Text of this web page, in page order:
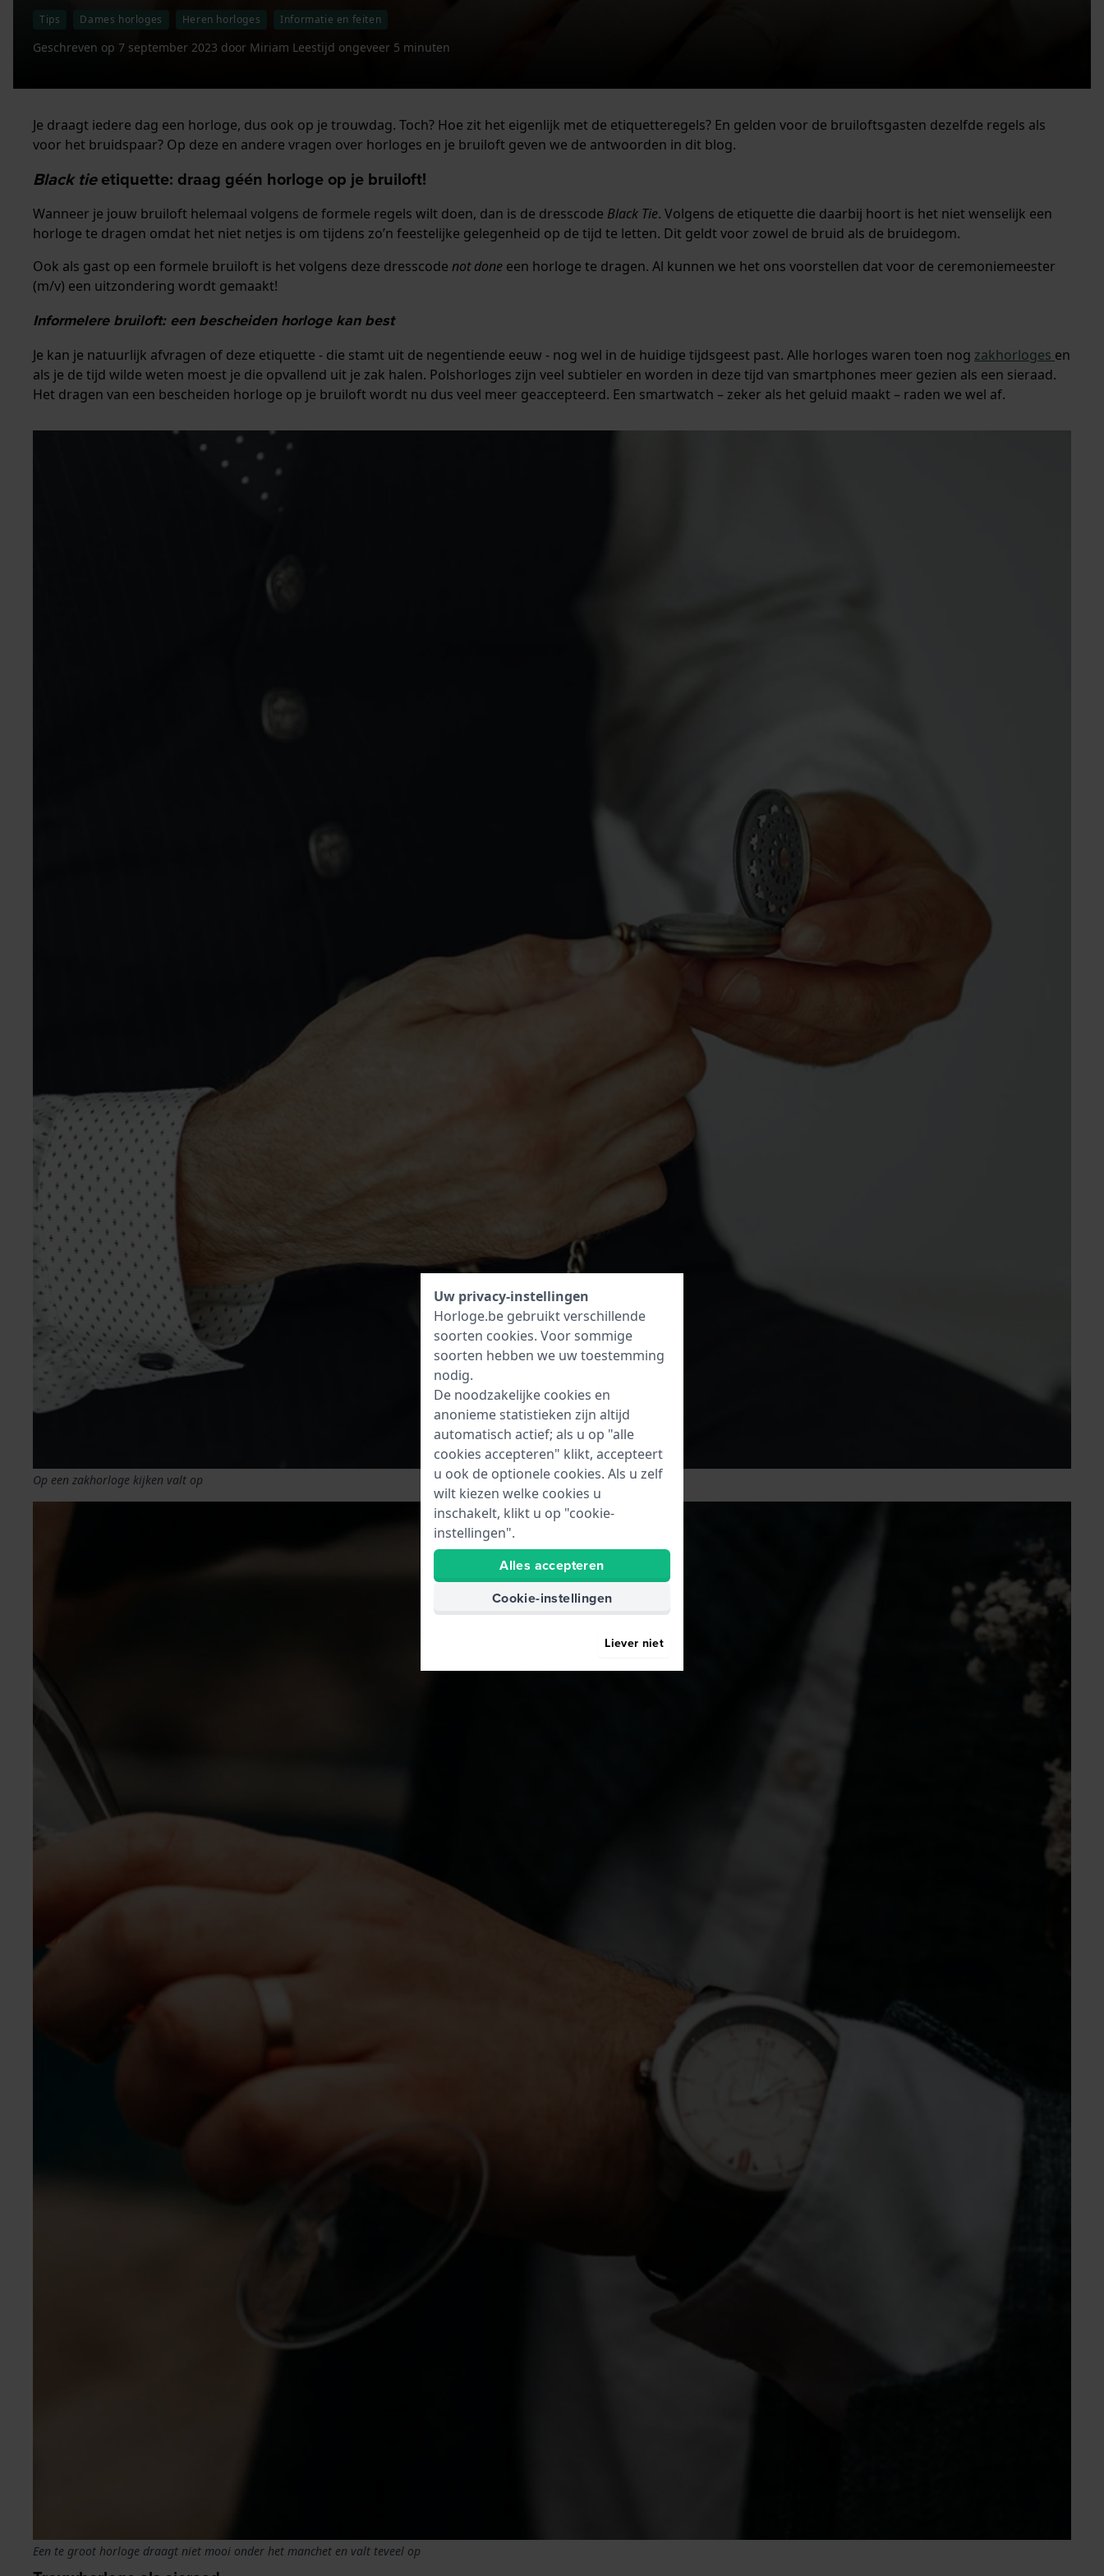
Tips Dames horloges Heren horloges Informatie en feiten
Geschreven op 7 september 2023 door Miriam Leestijd ongeveer 5 minuten
Je draagt iedere dag een horloge, dus ook op je trouwdag. Toch? Hoe zit het eigenlijk met de etiquetteregels? En gelden voor de bruiloftsgasten dezelfde regels als
voor het bruidspaar? Op deze en andere vragen over horloges en je bruiloft geven we de antwoorden in dit blog.
Black tieetiquette: draag géén horloge op je bruiloft!
Wanneer je jouw bruiloft helemaal volgens de formele regels wilt doen, dan is de dresscode Black Tie. Volgens de etiquette die daarbij hoort is het niet wenselijk een
horloge te dragen omdat het niet netjes is om tijdens zo’n feestelijke gelegenheid op de tijd te letten. Dit geldt voor zowel de bruid als de bruidegom.
Ook als gast op een formele bruiloft is het volgens deze dresscode not done een horloge te dragen. Al kunnen we het ons voorstellen dat voor de ceremoniemeester
(m/v) een uitzondering wordt gemaakt!
Informelere bruiloft: een bescheiden horloge kan best
Je kan je natuurlijk afvragen of deze etiquette - die stamt uit de negentiende eeuw - nog wel in de huidige tijdsgeest past. Alle horloges waren toen nog zakhorloges en
als je de tijd wilde weten moest je die opvallend uit je zak halen. Polshorloges zijn veel subtieler en worden in deze tijd van smartphones meer gezien als een sieraad.
Het dragen van een bescheiden horloge op je bruiloft wordt nu dus veel meer geaccepteerd. Een smartwatch – zeker als het geluid maakt – raden we wel af.
Op een zakhorloge kijken valt op
Een te groot horloge draagt niet mooi onder het manchet en valt teveel op
Uw privacy-instellingen
Horloge.be gebruikt verschillende
soorten cookies. Voor sommige
soorten hebben we uw toestemming
nodig.
De noodzakelijke cookies en
anonieme statistieken zijn altijd
automatisch actief; als u op "alle
cookies accepteren" klikt, accepteert
u ook de optionele cookies. Als u zelf
wilt kiezen welke cookies u
inschakelt, klikt u op "cookie-
instellingen".
Alles accepteren
Cookie-instellingen
Liever niet